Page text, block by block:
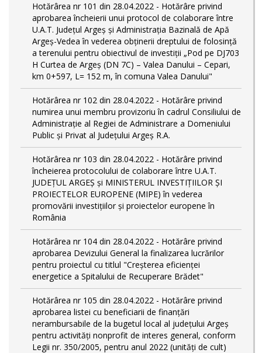
Hotărârea nr 101 din 28.04.2022 - Hotărâre privind
aprobarea încheierii unui protocol de colaborare între
U.A.T. Județul Argeș și Administrația Bazinală de Apă
Argeș-Vedea în vederea obținerii dreptului de folosință
a terenului pentru obiectivul de investiții „Pod pe DJ703
H Curtea de Argeş (DN 7C) – Valea Danului – Cepari,
km 0+597, L= 152 m, în comuna Valea Danului"
Hotărârea nr 102 din 28.04.2022 - Hotărâre privind
numirea unui membru provizoriu în cadrul Consiliului de
Administrație al Regiei de Administrare a Domeniului
Public și Privat al Județului Argeș R.A.
Hotărârea nr 103 din 28.04.2022 - Hotărâre privind
încheierea protocolului de colaborare între U.A.T.
JUDEȚUL ARGEȘ și MINISTERUL INVESTIȚIILOR ȘI
PROIECTELOR EUROPENE (MIPE) în vederea
promovării investițiilor și proiectelor europene în
România
Hotărârea nr 104 din 28.04.2022 - Hotărâre privind
aprobarea Devizului General la finalizarea lucrărilor
pentru proiectul cu titlul "Creșterea eficienței
energetice a Spitalului de Recuperare Brădet"
Hotărârea nr 105 din 28.04.2022 - Hotărâre privind
aprobarea listei cu beneficiarii de finanțări
nerambursabile de la bugetul local al județului Argeș
pentru activităţi nonprofit de interes general, conform
Legii nr. 350/2005, pentru anul 2022 (unități de cult)